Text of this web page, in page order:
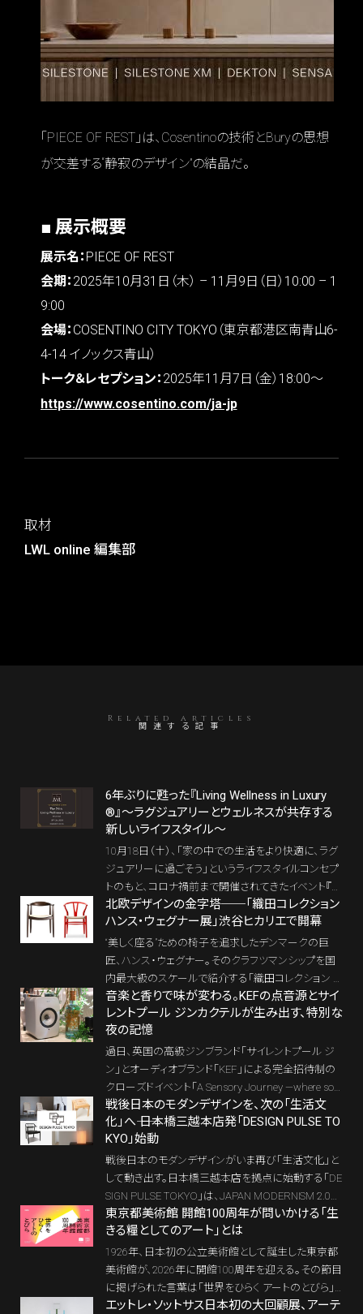
「PIECE OF REST」は、Cosentinoの技術とBuryの思想
が交差する“静寂のデザイン”の結晶だ。
■ 展示概要
展示名： PIECE OF REST
会期： 2025年10月31日（木） – 11月9日（日）10:00 – 1
9:00
会場： COSENTINO CITY TOKYO（東京都港区南青山6-
4-14 イノックス青山）
トーク＆レセプション： 2025年11月7日（金）18:00～
https://www.cosentino.com/ja-jp
取材
LWL online 編集部
Related articles
関連する記事
6年ぶりに甦った『Living Wellness in Luxury
®』〜ラグジュアリーとウェルネスが共存する
新しいライフスタイル〜
10月18日（土）、「家の中での生活をより快適に、ラグ
ジュアリーに過ごそう」というライフスタイルコンセプ
トのもと、コロナ禍前まで開催されてきたイベント『Li
ving Wellness in Luxury®（LWL）』が、実に約6年ぶり
に復活した。通算24回目となる今回のテーマは「AI時
代のラグジュアリー・ウェルネスライフ」。ここでは当
日の模様を速報としてお伝えする。
北欧デザインの金字塔──「織田コレクション
ハンス・ウェグナー展」渋谷ヒカリエで開幕
“美しく座る”ための椅子を追求したデンマークの巨
匠、ハンス・ウェグナー。そのクラフツマンシップを国
内最大級のスケールで紹介する「織田コレクション ハ
ンス・ウェグナー展」が、渋谷ヒカリエにて開幕され
る。500脚を超える椅子を生んだデザイナーの思想に
迫りながら、生活の質を高める北欧デザインの本質
を再考する絶好の機会だ。限定モデルの販売や相互
割引など、会場ならではの楽しみも用意されている。
音楽と香りで味が変わる。KEFの点音源とサイ
レントプール ジンカクテルが生み出す、特別な
夜の記憶
過日、英国の高級ジンブランド「サイレントプール ジ
ン」とオーディオブランド「KEF」による完全招待制の
クローズドイベント「A Sensory Journey —where sou
nd meets gin 音とジンが響き合う、五感の出会い」が
開催された。音・香り・味が立体的に絡み合う、特別
な時間の記憶をお伝えしよう。
戦後日本のモダンデザインを、次の「生活文
化」へ―― 日本橋三越本店発「DESIGN PULSE TO
KYO」始動
戦後日本のモダンデザインがいま再び「生活文化」と
して動き出す。日本橋三越本店を拠点に始動する「DE
SIGN PULSE TOKYO」は、JAPAN MODERNISM 2.0を
掲げ、素材、技、空間、そして暮らしの思想を現代のラ
イフスタイルへと再接続するプロジェクトだ。百貨店
と街を舞台に、次世代のモダンが立ち上がる。
東京都美術館 開館100周年が問いかける「生
きる糧としてのアート」とは
1926年、日本初の公立美術館として誕生した東京都
美術館が、2026年に開館100周年を迎える。その節目
に掲げられた言葉は「世界をひらく アートのとびら」。
本稿では、このキャッチコピーに込められた思想を手
エットレ・ソットサス日本初の大回顧展、アーテ